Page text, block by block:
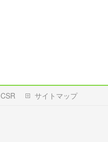
CSR サイトマップ